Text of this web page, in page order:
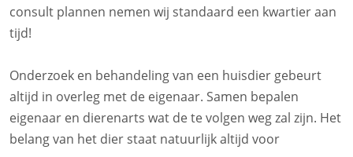
consult plannen nemen wij standaard een kwartier aan
tijd!
Onderzoek en behandeling van een huisdier gebeurt
altijd in overleg met de eigenaar. Samen bepalen
eigenaar en dierenarts wat de te volgen weg zal zijn. Het
belang van het dier staat natuurlijk altijd voor